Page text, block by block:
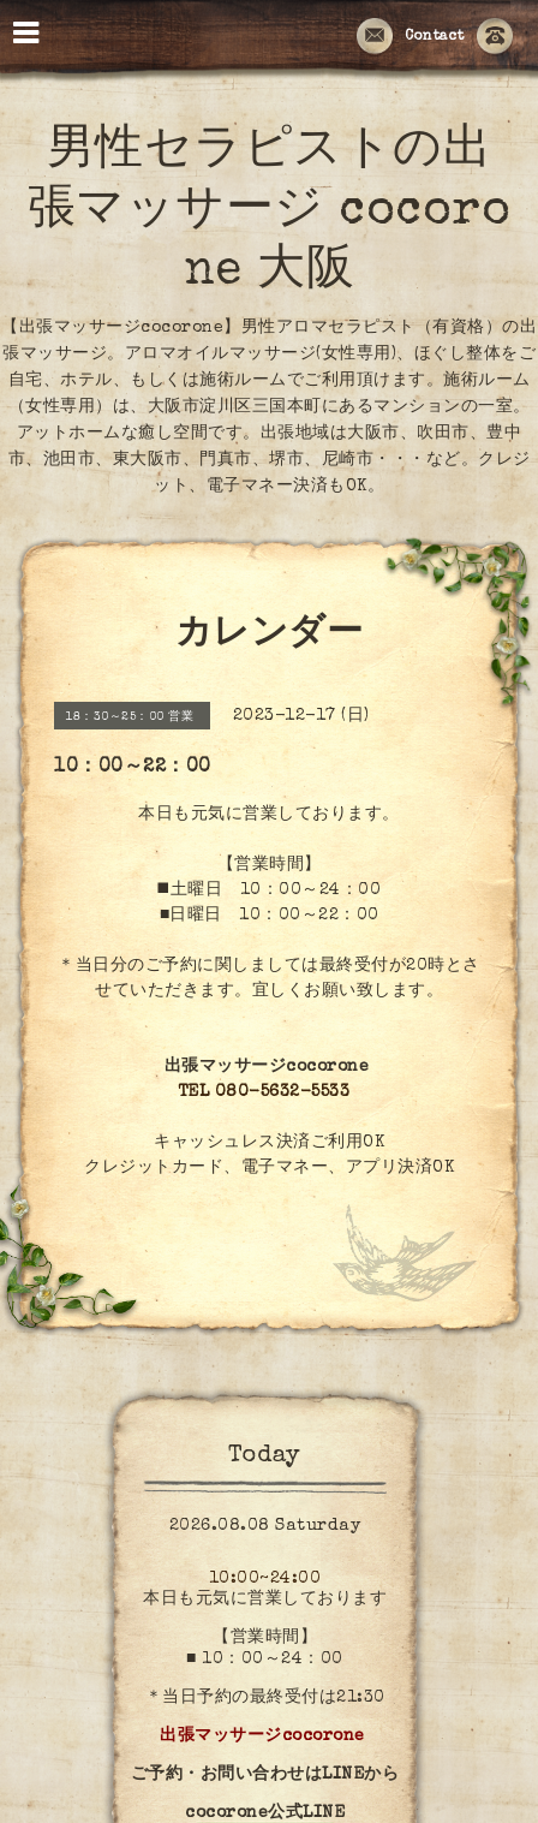
Contact
男性セラピストの出
張マッサージ cocoro
ne 大阪
【出張マッサージcocorone】男性アロマセラピスト（有資格）の出
張マッサージ。アロマオイルマッサージ(女性専用)、ほぐし整体をご
自宅、ホテル、もしくは施術ルームでご利用頂けます。施術ルーム
（女性専用）は、大阪市淀川区三国本町にあるマンションの一室。
アットホームな癒し空間です。出張地域は大阪市、吹田市、豊中
市、池田市、東大阪市、門真市、堺市、尼崎市・・・など。クレジ
ット、電子マネー決済もOK。
カレンダー
18：30～25：00 営業 2023-12-17 (日)
10：00～22：00
本日も元気に営業しております。
【営業時間】
◼️土曜日 10：00～24：00
■日曜日 10：00～22：00
＊当日分のご予約に関しましては最終受付が20時とさ
せていただきます。宜しくお願い致します。
出張マッサージcocorone
TEL 080-5632-5533
キャッシュレス決済ご利用OK
クレジットカード、電子マネー、アプリ決済OK
Today
2026.08.08 Saturday
10:00~24:00
本日も元気に営業しております
【営業時間】
■ 10：00～24：00
＊当日予約の最終受付は21:30
出張マッサージcocorone
ご予約・お問い合わせはLINEから
cocorone公式LINE